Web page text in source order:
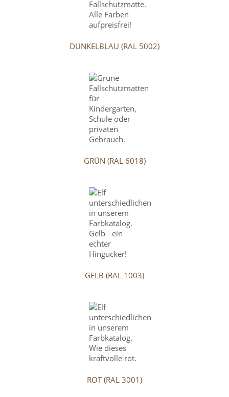
DUNKELBLAU (RAL 5002)
GRÜN (RAL 6018)
GELB (RAL 1003)
ROT (RAL 3001)